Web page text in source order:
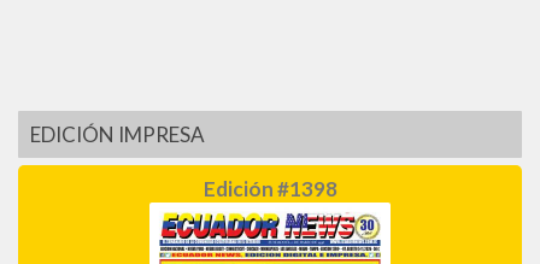
EDICIÓN IMPRESA
Edición #1398